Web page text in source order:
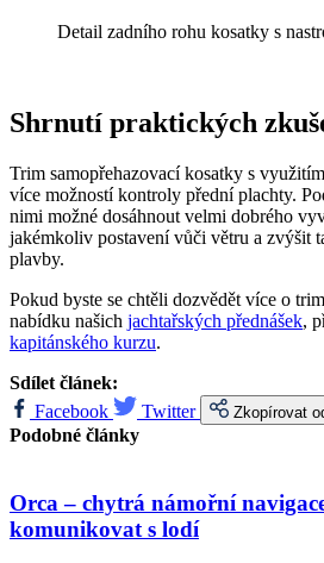
Detail zadního rohu kosatky s
Shrnutí praktických
Trim samopřehazovací kosatky s
více možností kontroly přední plachty.
nimi možné dosáhnout velmi dobrého
jakémkoliv postavení vůči větru a zvýšit
plavby.
Pokud byste se chtěli dozvědět více o
nabídku našich jachtařských přednášek,
kapitánského kurzu.
Sdílet článek:
Facebook
Twitter Zkopírovat
Podobné články
Orca – chytrá námořní
komunikovat s lodí